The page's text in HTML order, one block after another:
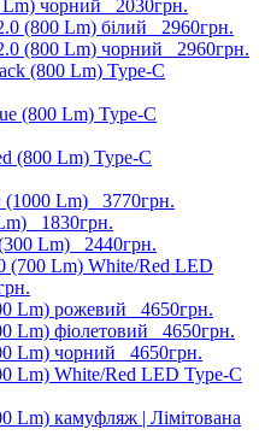
Lm) чорний 2030грн.
(800 Lm) білий 2960грн.
(800 Lm) чорний 2960грн.
(800 Lm) Type-C
(800 Lm) Type-C
(800 Lm) Type-C
(1000 Lm) 3770грн.
1830грн.
Lm) 2440грн.
(700 Lm) White/Red LED
Lm) рожевий 4650грн.
Lm) фіолетовий 4650грн.
Lm) чорний 4650грн.
Lm) White/Red LED Type-C
Lm) камуфляж | Лімітована